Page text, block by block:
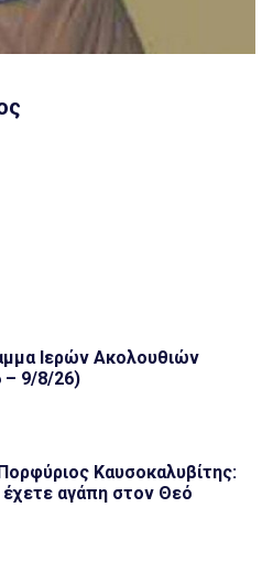
Ιερών Ακολουθιών
– 9/8/26)
Καυσοκαλυβίτης:
αγάπη στον Θεό